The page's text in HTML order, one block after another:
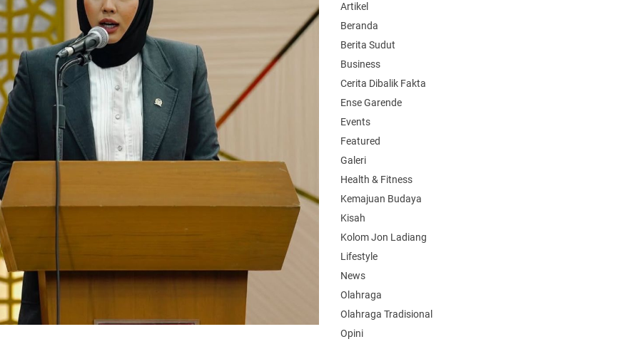
Artikel
Beranda
Berita Sudut
Business
Cerita Dibalik Fakta
Ense Garende
Events
Featured
Galeri
Health & Fitness
Kemajuan Budaya
Kisah
Kolom Jon Ladiang
Lifestyle
News
Olahraga
Olahraga Tradisional
Opini